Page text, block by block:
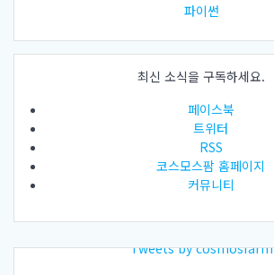
파이썬
최신 소식을 구독하세요.
페이스북
트위터
RSS
코스모스팜 홈페이지
커뮤니티
Tweets by cosmosfarm